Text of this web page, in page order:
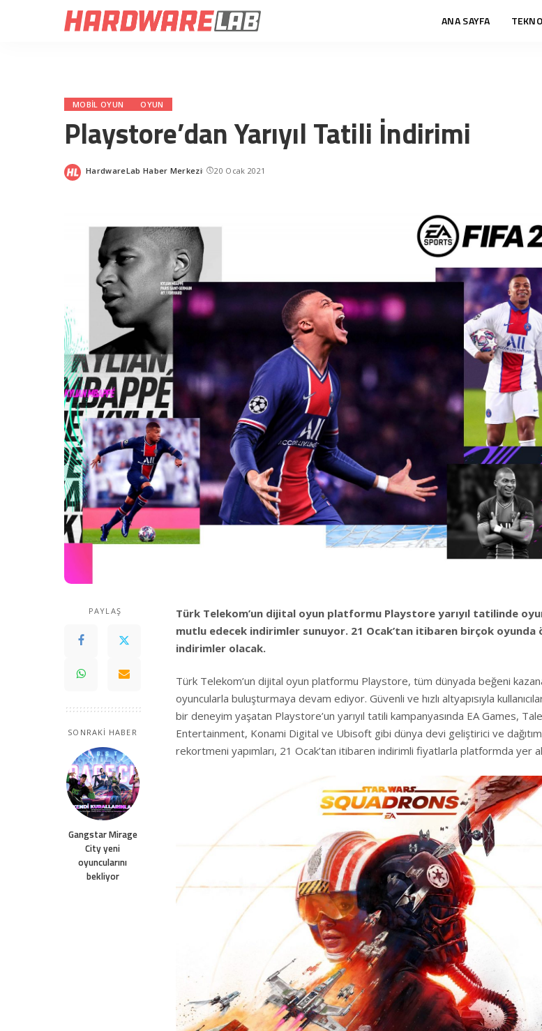
ANA SAYFA
MOBIL OYUN OYUN
Playstore’dan Yarıyıl Tatili İndirimi
Posted
HardwareLab Haber Merkezi 20 Ocak 2021
PAYLAŞ
SONRAKİ HABER
Gangstar Mirage
City yeni
oyuncularını
bekliyor
Türk Telekom’un dijital oyun platformu Playstore yarıyıl tatilinde
mutlu edecek indirimler sunuyor. 21 Ocak’tan itibaren birçok oyunda
indirimler olacak.
Türk Telekom’un dijital oyun platformu Playstore, tüm dünyada beğeni
oyuncularla buluşturmaya devam ediyor. Güvenli ve hızlı altyapısıyla
bir deneyim yaşatan Playstore’un yarıyıl tatili kampanyasında EA Games,
Entertainment, Konami Digital ve Ubisoft gibi dünya devi geliştirici ve
rekortmeni yapımları, 21 Ocak’tan itibaren indirimli fiyatlarla platformda yer